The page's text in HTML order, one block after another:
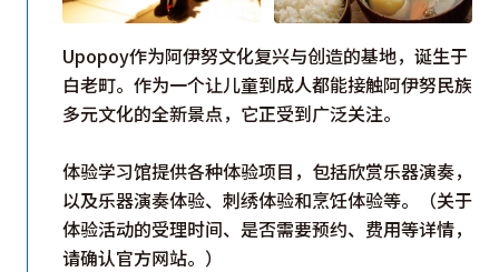
Upopoy作为阿伊努文化复兴与创造的基地，诞生于
白老町。作为一个让儿童到成人都能接触阿伊努民族
多元文化的全新景点，它正受到广泛关注。
体验学习馆提供各种体验项目，包括欣赏乐器演奏，
以及乐器演奏体验、刺绣体验和烹饪体验等。（关于
体验活动的受理时间、是否需要预约、费用等详情，
请确认官方网站。）